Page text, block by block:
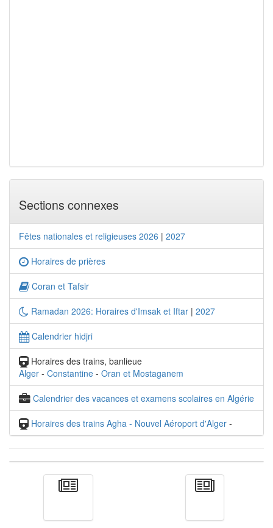
Sections connexes
Fêtes nationales et religieuses 2026 | 2027
Horaires de prières
Coran et Tafsir
Ramadan 2026: Horaires d'Imsak et Iftar | 2027
Calendrier hidjri
Horaires des trains, banlieue
Alger - Constantine - Oran et Mostaganem
Calendrier des vacances et examens scolaires en Algérie
Horaires des trains Agha - Nouvel Aéroport d'Alger -